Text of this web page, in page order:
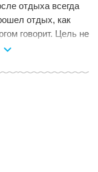
отдыха всегда
отдых, как
говорит. Цель не
а сделать отдых
очень красивый
- вообще не
выходит около 20
через Метро
прогулка.
покупать